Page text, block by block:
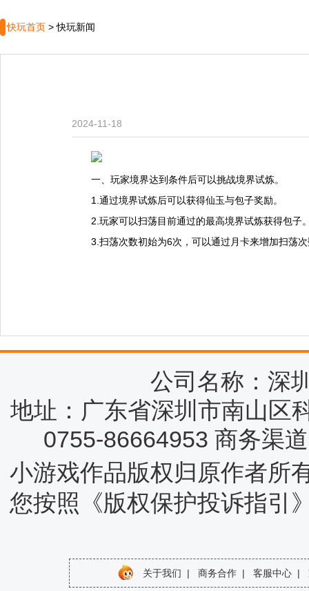
快玩首页 >快玩新闻
2024-11-18
一、玩家境界达到条件后可以挑战境界试炼。
1.通过境界试炼后可以获得仙玉与包子奖励。
2.玩家可以扫荡目前通过的最高境界试炼获得包子
3.扫荡次数初始为6次，可以通过月卡来增加扫荡
公司名称：深
地址：广东省深圳市南山区
0755-86664953 商务渠
小游戏作品版权归原作者所
您按照《版权保护投诉指引
关于我们 | 商务合作 | 客服中心 |